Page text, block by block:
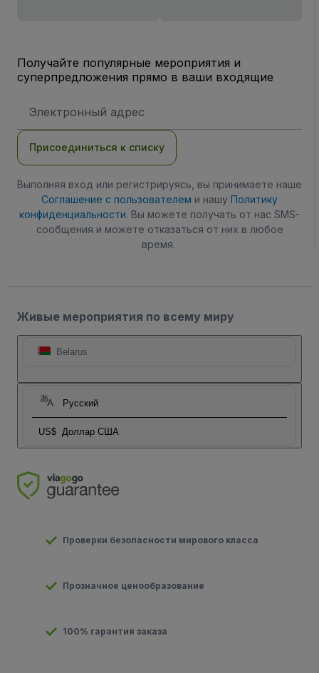
Получайте популярные мероприятия и
суперпредложения прямо в ваши входящие
электронной
Присоединиться к списку
Выполняя вход или регистрируясь, вы принимаете наше
Соглашение с пользователем и нашу Политику
конфиденциальности. Вы можете получать от нас SMS-
сообщения и можете отказаться от них в любое
время.
Живые мероприятия по всему миру
Belarus
Русский
US$ Доллар США
Проверки безопасности мирового класса
Прозначное ценообразование
100% гарантия заказа